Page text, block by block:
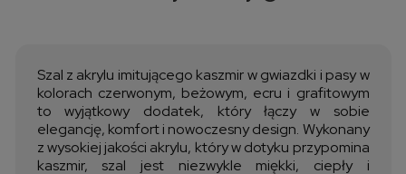
Szal z akrylu imitującego kaszmir w gwiazdki i pasy w
kolorach czerwonym, beżowym, ecru i grafitowym
to wyjątkowy dodatek, który łączy w sobie
elegancję, komfort i nowoczesny design. Wykonany
z wysokiej jakości akrylu, który w dotyku przypomina
kaszmir, szal jest niezwykle miękki, ciepły i